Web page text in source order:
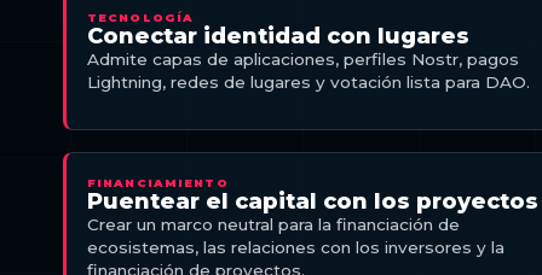
TECNOLOGÍA
Conectar identidad con lugares
Admite capas de aplicaciones, perfiles Nostr, pagos
Lightning, redes de lugares y votación lista para DAO.
FINANCIAMIENTO
Puentear el capital con los proyectos
Crear un marco neutral para la financiación de
ecosistemas, las relaciones con los inversores y la
financiación de proyectos.